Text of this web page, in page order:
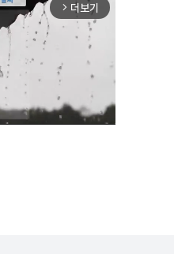
arrow_forward_ios 더보기